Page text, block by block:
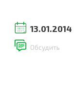
13.01.2014
Обсудить